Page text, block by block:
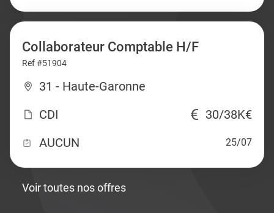
Collaborateur Comptable H/F
Ref #51904
31 - Haute-Garonne
CDI
30/38K€
AUCUN
25/07
Voir toutes nos offres